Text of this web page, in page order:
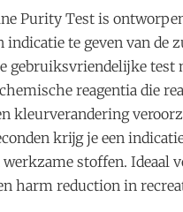
Purity Test is
indicatie te geven van de
gebruiksvriendelijke test
chemische reagentia die
kleurverandering
krijgje een
werkzame stoffen. Ideaal
harm reduction in